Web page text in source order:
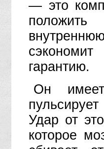
— это
гарантию.
Он
Удар от
которое